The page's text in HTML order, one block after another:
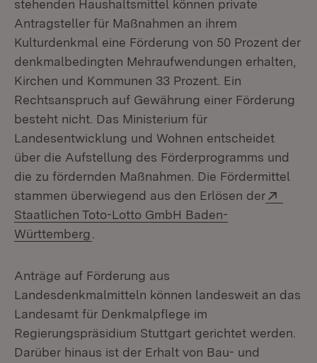
stehenden Haushaltsmittel können private
Antragsteller für Maßnahmen an ihrem
Kulturdenkmal eine Förderung von 50 Prozent der
denkmalbedingten Mehraufwendungen erhalten,
Kirchen und Kommunen 33 Prozent. Ein
Rechtsanspruch auf Gewährung einer Förderung
besteht nicht. Das Ministerium für
Landesentwicklung und Wohnen entscheidet
über die Aufstellung des Förderprogramms und
die zu fördernden Maßnahmen. Die Fördermittel
stammen überwiegend aus den Erlösen der
Staatlichen Toto-Lotto GmbH Baden-
Württemberg
Anträge auf Förderung aus
Landesdenkmalmitteln können landesweit an das
Landesamt für Denkmalpflege im
Regierungspräsidium Stuttgart gerichtet werden.
Darüber hinaus ist der Erhalt von Bau- und